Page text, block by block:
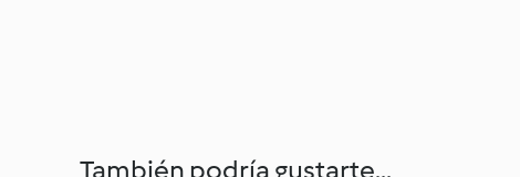
También podría gustarte...